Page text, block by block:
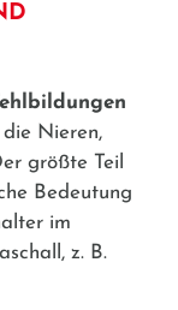
Nieren,
größte Teil
Bedeutung
im
z. B.